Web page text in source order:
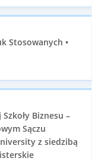
Stosowanych •
Biznesu –
Sączu
z siedzibą